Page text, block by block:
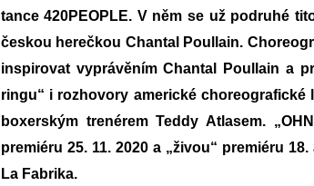
tance 420PEOPLE. Vněm se už podruhé
českou herečkou Chantal Poullain.
inspirovat vyprávěním Chantal Poullain a
ringu“ i rozhovory americké choreografické
boxerským trenérem Teddy Atlasem.
premiéru 25. 11. 2020 a „živou“ premiéru
La Fabrika.